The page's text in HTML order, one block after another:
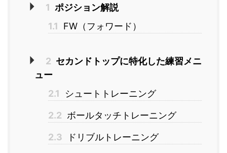
1 ポジション解説
1.1
FW（フォワード）
2 セカンドトップに特化した練習メニ
ュー
2.1
シュートトレーニング
2.2 ボールタッチトレーニング
2.3 ドリブルトレーニング